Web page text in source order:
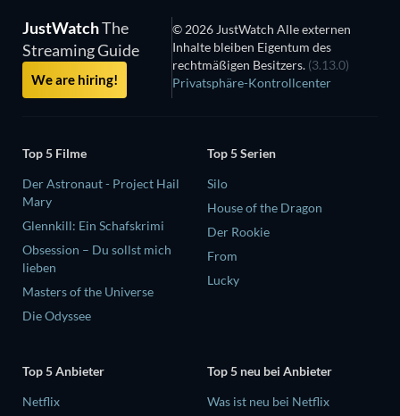
JustWatchThe
Streaming Guide
We are hiring!
© 2026 JustWatch Alle externen
Inhalte bleiben Eigentum des
rechtmäßigen Besitzers. (3.13.0)
Privatsphäre-Kontrollcenter
Top 5 Filme
Der Astronaut - Project Hail
Mary
Glennkill: Ein Schafskrimi
Obsession – Du sollst mich
lieben
Masters of the Universe
Die Odyssee
Top 5 Serien
Silo
House of the Dragon
Der Rookie
From
Lucky
Top 5 Anbieter
Netflix
Top 5 neu bei Anbieter
Was ist neu bei Netflix